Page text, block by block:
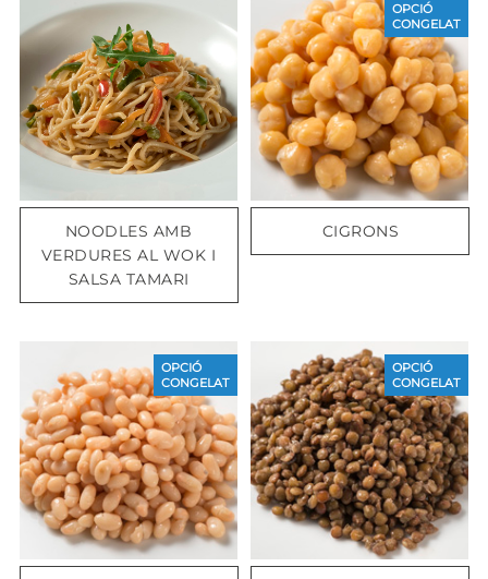
NOODLES AMB
VERDURES AL WOK I
SALSA TAMARI
CIGRONS
OPCIÓ
CONGELAT
OPCIÓ
CONGELAT
OPCIÓ
CONGELAT